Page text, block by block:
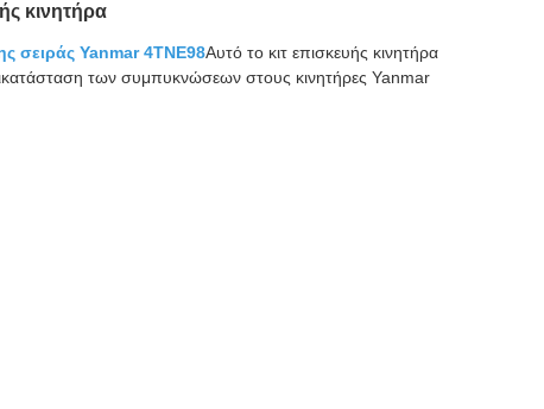
κινητήρα
σειράς Yanmar 4TNE98Αυτό το κιτ επισκευής κινητήρα
των συμπυκνώσεων στους κινητήρες Yanmar